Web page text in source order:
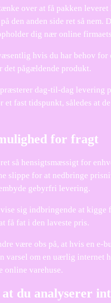
over at få pakken
den anden side ret så
dig nær online
hvis du har behov for
det pågældende produkt.
dag-til-dag levering
et fast tidspunkt, således at
for fragt
så hensigtsmæssigt for
slippe for at nedbringe
gebyrfri levering.
sig indbringende at
få fat i den laveste pris.
være obs på, at hvis en e-
varsel om en uærlig internet
online varehuse.
at du analyserer